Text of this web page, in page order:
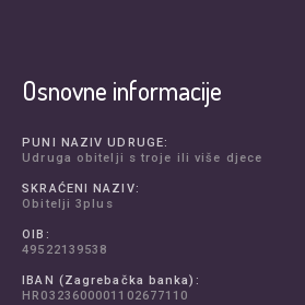
Osnovne informacije
PUNI NAZIV UDRUGE:
Udruga obitelji s troje ili više djece
SKRAĆENI NAZIV:
Obitelji 3plus
OIB:
49522139538
IBAN (Zagrebačka banka):
HR0323600001102677110